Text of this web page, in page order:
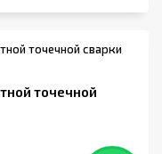
точечной